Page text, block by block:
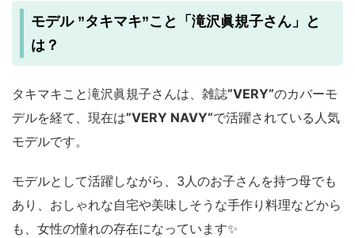
モデル ”タキマキ”こと「滝沢眞規子さん」と
は？
タキマキこと滝沢眞規子さんは、雑誌”VERY”のカバーモ
デルを経て、現在は”VERY NAVY”で活躍されている人気
モデルです。
モデルとして活躍しながら、3人のお子さんを持つ母でも
あり、おしゃれな自宅や美味しそうな手作り料理などから
も、女性の憧れの存在になっています✨